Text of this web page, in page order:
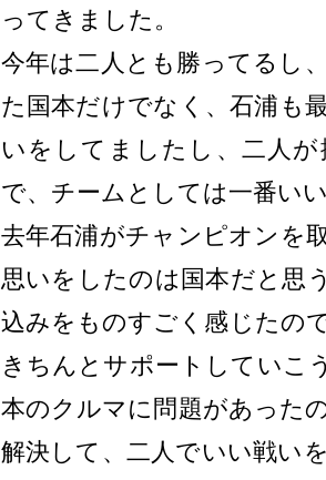
ってきました。
今年は二人とも勝ってるし
た国本だけでなく、石浦も
いをしてましたし、二人
で、チームとしては一番い
去年石浦がチャンピオンを
思いをしたのは国本だと思
込みをものすごく感じたの
きちんとサポートしていこ
本のクルマに問題があった
解決して、二人でいい戦い